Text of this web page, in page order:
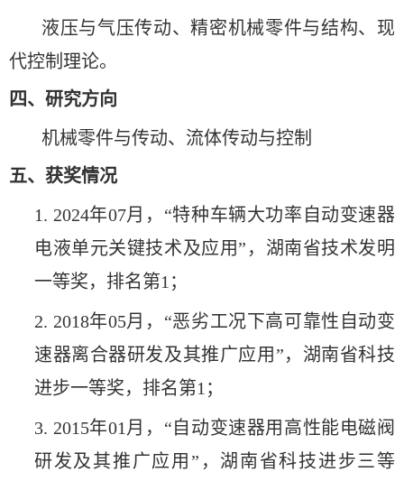
液压与气压传动、精密机械零件与结构、现
代控制理论。
四、研究方向
机械零件与传动、流体传动与控制
五、获奖情况
1. 2024年07月，“特种车辆大功率自动变速器
电液单元关键技术及应用”，湖南省技术发明
一等奖，排名第1；
2. 2018年05月，“恶劣工况下高可靠性自动变
速器离合器研发及其推广应用”，湖南省科技
进步一等奖，排名第1；
3. 2015年01月，“自动变速器用高性能电磁阀
研发及其推广应用”，湖南省科技进步三等